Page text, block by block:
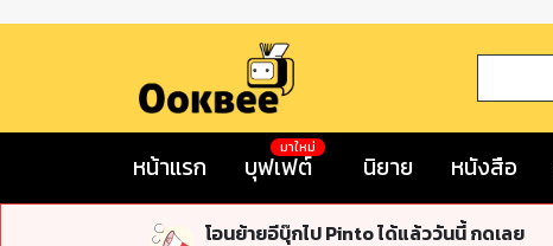
หน้าแรก บุฟเฟต์
มาใหม่
นิยาย หนังสือ
โอนย้ายอีบุ๊กไป Pinto ได้แล้ววันนี้ กดเลย